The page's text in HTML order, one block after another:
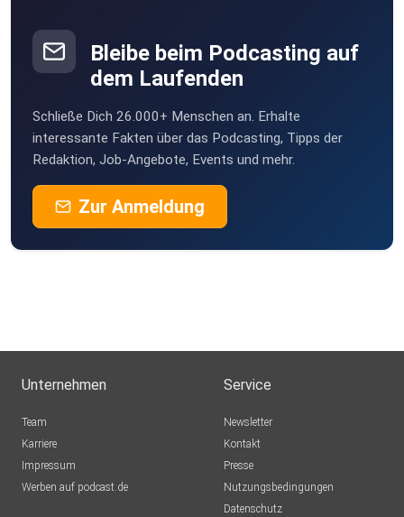
Bleibe beim Podcasting auf
dem Laufenden
Schließe Dich 26.000+ Menschen an. Erhalte
interessante Fakten über das Podcasting, Tipps der
Redaktion, Job-Angebote, Events und mehr.
Zur Anmeldung
Unternehmen
Team
Karriere
Impressum
Werben auf podcast.de
Service
Newsletter
Kontakt
Presse
Nutzungsbedingungen
Datenschutz